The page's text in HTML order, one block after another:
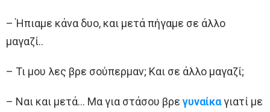
– Ήπιαμε κάνα δυο, και μετά πήγαμε σε άλλο
μαγαζί..
– Τι μου λες βρε σούπερμαν; Kαι σε άλλο μαγαζί;
– Ναι και μετά… Μα για στάσου βρε γυναίκαγιατί με